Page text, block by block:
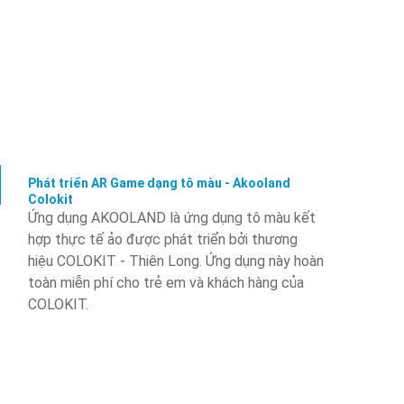
Phát triển AR Game dạng tô màu - Akooland
Colokit
Ứng dụng AKOOLAND là ứng dụng tô màu kết
hợp thực tế ảo được phát triển bởi thương
hiệu COLOKIT - Thiên Long. Ứng dụng này hoàn
toàn miễn phí cho trẻ em và khách hàng của
COLOKIT.